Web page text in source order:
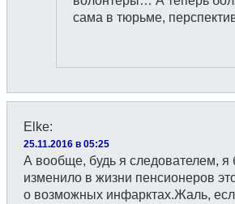
сама в тюрьме,
Elke:
25.11.2016 в 05:25
А вообще, будь я следователем, я
изменило в жизни пенсионеров
о возможных инфарктах.Жаль,